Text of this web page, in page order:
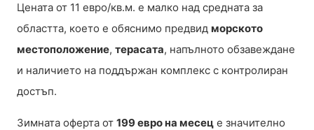
Цената от 11 евро/кв.м. е малко над средната за
областта, което е обяснимо предвид морското
местоположение, терасата, напълното обзавеждане
и наличието на поддържан комплекс с контролиран
достъп.
Зимната оферта от 199 евро на месец е значително